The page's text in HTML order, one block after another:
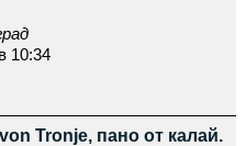
10:34
Tronje, пано от калай.